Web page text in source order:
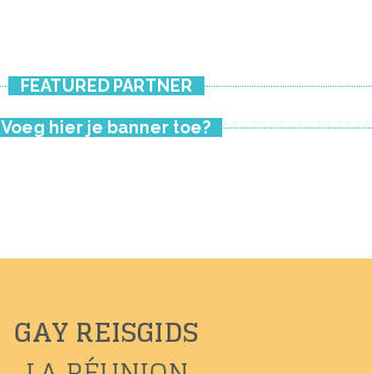
FEATURED PARTNER
Voeg hier je banner toe?
GAY REISGIDS